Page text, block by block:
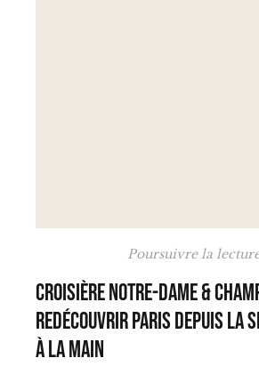
Poursuivre la
Croisière Notre-Dame &
redécouvrir Paris depuis la
à la main